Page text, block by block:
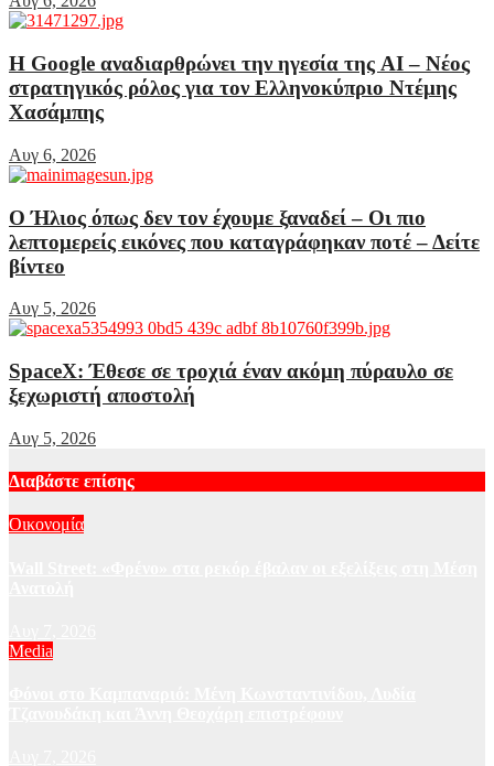
Η Google αναδιαρθρώνει την ηγεσία της AI – Νέος
στρατηγικός ρόλος για τον Ελληνοκύπριο Ντέμης
Χασάμπης
Αυγ 6, 2026
Ο Ήλιος όπως δεν τον έχουμε ξαναδεί – Οι πιο
λεπτομερείς εικόνες που καταγράφηκαν ποτέ – Δείτε
βίντεο
Αυγ 5, 2026
SpaceX: Έθεσε σε τροχιά έναν ακόμη πύραυλο σε
ξεχωριστή αποστολή
Αυγ 5, 2026
Διαβάστε επίσης
Οικονομία
Media